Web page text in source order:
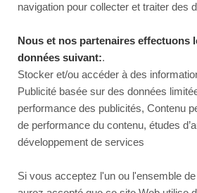
navigation pour collecter et traiter des
Nous et nos partenaires effectuons
données suivant:.
Stocker et/ou accéder à des
Publicité basée sur des données
performance des publicités, Contenu
de performance du contenu, études
développement de services
Si vous acceptez l'un ou l'ensemble
Reload to try again, or go